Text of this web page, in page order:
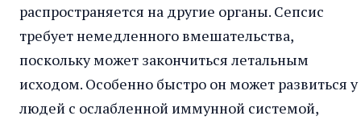
распространяется на другие органы. Сепсис
требует немедленного вмешательства,
поскольку может закончиться летальным
исходом. Особенно быстро он может развиться у
людей с ослабленной иммунной системой,